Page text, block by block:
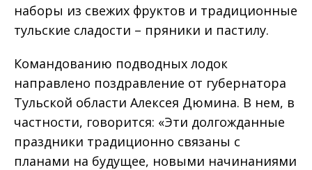
наборы из свежих фруктов и традиционные
тульские сладости – пряники и пастилу.
Командованию подводных лодок
направлено поздравление от губернатора
Тульской области Алексея Дюмина. В нем, в
частности, говорится: «Эти долгожданные
праздники традиционно связаны с
планами на будущее, новыми начинаниями